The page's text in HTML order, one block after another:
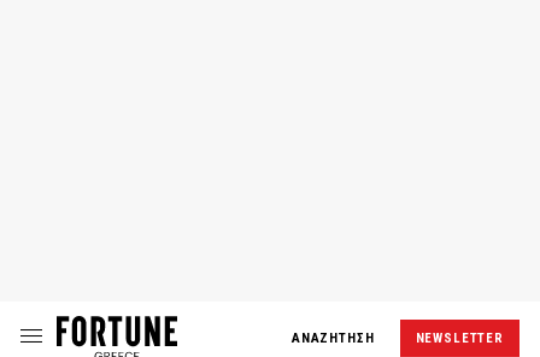
ΑΝΑΖΗΤΗΣΗ NEWSLETTER